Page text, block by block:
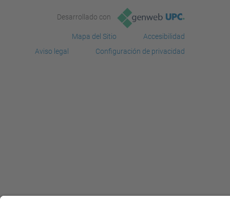
Desarrollado con
Mapa del Sitio
Accesibilidad
Aviso legal
Configuración de privacidad